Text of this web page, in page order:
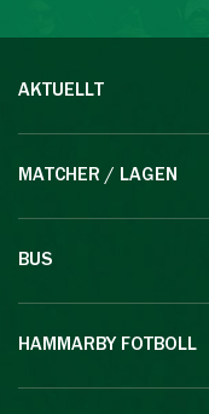
AKTUELLT
MATCHER / LAGEN
BUS
HAMMARBY FOTBOLL